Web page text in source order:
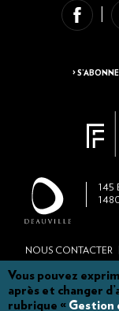
Vous pouvez
après et changer
rubrique « Gestion
>
145
Footer
menu
NOUS CONTACTER
BROCHURE DE
MARCHÉS PUBLICS